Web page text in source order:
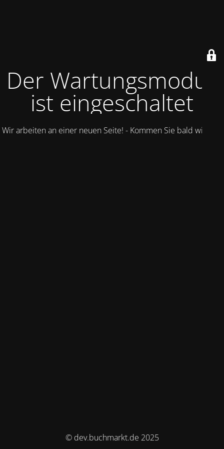
Der Wartungsmodus
ist eingeschaltet
Wir arbeiten an einer neuen Seite! - Kommen Sie bald wieder.
© dev.buchmarkt.de 2025